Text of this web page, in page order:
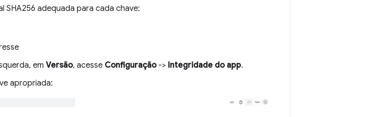
SHA256 adequada para cada chave:
em Versão, acesse Configuração-> Integridade do app.
apropriada: